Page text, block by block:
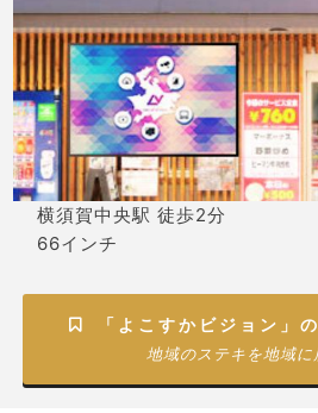
横須賀中央駅 徒歩2分
66インチ
 「よこすかビジョン」
地域のステキを地域に